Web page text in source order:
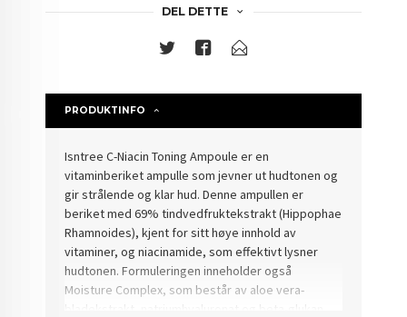
DEL DETTE
PRODUKTINFO
Isntree C-Niacin Toning Ampoule er en
vitaminberiket ampulle som jevner ut hudtonen og
girstrålende og klar hud.Denne ampullen er
beriket med 69% tindvedfruktekstrakt (Hippophae
Rhamnoides), kjent for sitt høye innhold av
vitaminer, og niacinamide, som effektivt lysner
hudtonen. Formuleringen inneholder også
Moisture Complex, som består av aloe vera-